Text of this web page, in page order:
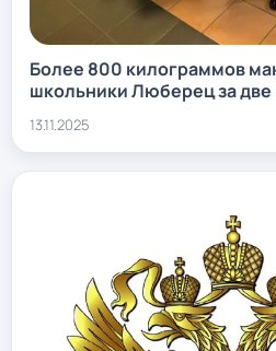
Более 800 килограммов
школьники Люберец за две
13.11.2025